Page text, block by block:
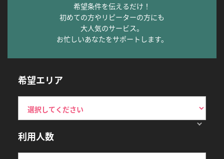
希望条件を伝えるだけ！
初めての方やリピーターの方にも
大人気のサービス。
お忙しいあなたをサポートします。
希望エリア
利用人数